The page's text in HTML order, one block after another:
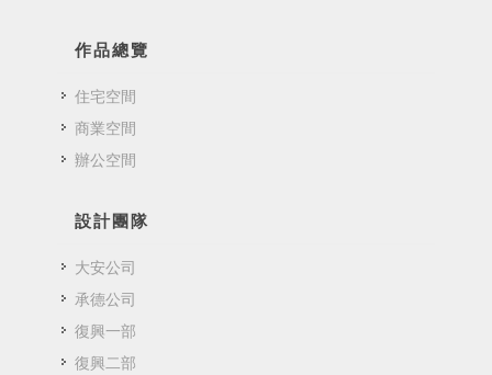
作品總覽
住宅空間
商業空間
辦公空間
設計團隊
大安公司
承德公司
復興一部
復興二部